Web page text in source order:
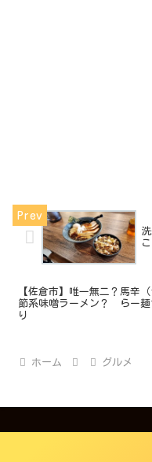
【佐倉市】唯一無二？馬辛（
節系味噌ラーメン？ らー麺
り
ホーム グルメ